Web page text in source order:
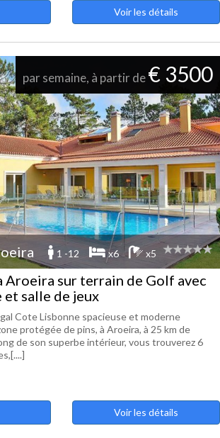
Voir les détails
par semaine, à partir de€ 3500
1 -12 x6 x5
Aroeira sur terrain de Golf avec
salle de jeux
Cote Lisbonne spacieuse et moderne
protégée de pins, à Aroeira, à 25 km de
de son superbe intérieur, vous trouverez 6
Voir les détails